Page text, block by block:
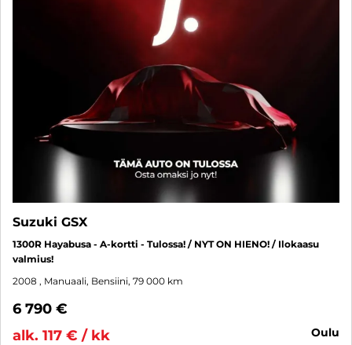
Suzuki GSX
1300R Hayabusa - A-kortti - Tulossa! / NYT ON HIENO! / Ilokaasu
valmius!
2008 , Manuaali, Bensiini, 79 000 km
6 790 €
alk. 117 € / kk
oulu